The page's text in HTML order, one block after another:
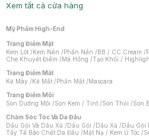
Xem tất cả cửa hàng
Mỹ Phẩm High-End
Trang Điểm Mặt
Kem Lót /Kem Nền /Phấn Nền /BB / CC Cream /
Che Khuyết Điểm /Má Hồng /Tạo Khối /
Trang Điểm Mắt
Kẻ Mày /Kẻ Mắt /Phấn Mắt /Mascara
Trang Điểm Môi
Son Dưỡng Môi /Son Kem / Tint /Son Thỏi /Son
Chăm Sóc Tóc Và Da Đầu
Dầu Gội Và Dầu Xả /Dầu Gội /Dầu Xả /Dầu Gội
Tẩy Tế Bào Chết Da Đầu /Mặt Nạ / Kem Ủ Tóc /